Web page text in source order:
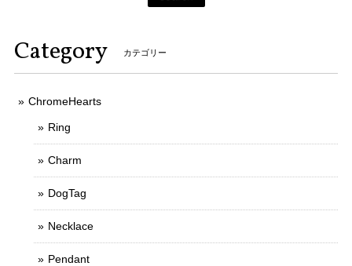
Category カテゴリー
ChromeHearts
Ring
Charm
DogTag
Necklace
Pendant